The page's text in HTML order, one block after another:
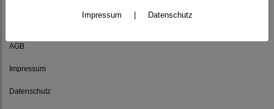
AGB
Impressum
Datenschutz
Impressum Datenschutz